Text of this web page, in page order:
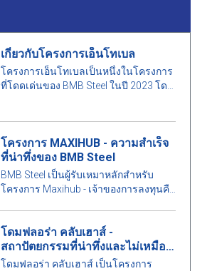
เกี่ยวกับโครงการเอ็นโทเบล
โครงการเอ็นโทเบลเป็นหนึ่งในโครงการ
ที่โดดเด่นของ BMB Steel ในปี 2023 โดย
โครงการ MAXIHUB - ความสำเร็จ
ที่น่าทึ่งของ BMB Steel
BMB Steel เป็นผู้รับเหมาหลักสำหรับ
โครงการ Maxihub - เจ้าของการลงทุนคือ
โดมฟลอร่า คลับเฮาส์ -
สถาปัตยกรรมที่น่าทึ่งและไม่เหมือน
ใคร
โดมฟลอร่า คลับเฮาส์ เป็นโครงการ